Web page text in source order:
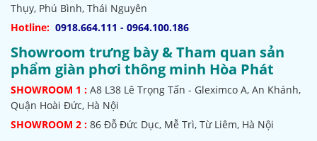
Thụy, Phú Bình, Thái Nguyên
Hotline: 0918.664.111 - 0964.100.186
Showroom trưng bày & Tham quan sản
phẩm giàn phơi thông minh Hòa Phát
SHOWROOM 1 : A8 L38 Lê Trọng Tấn - Gleximco A, An Khánh,
Quận Hoài Đức, Hà Nội
SHOWROOM 2 : 86 Đỗ Đức Dục, Mễ Trì, Từ Liêm, Hà Nội